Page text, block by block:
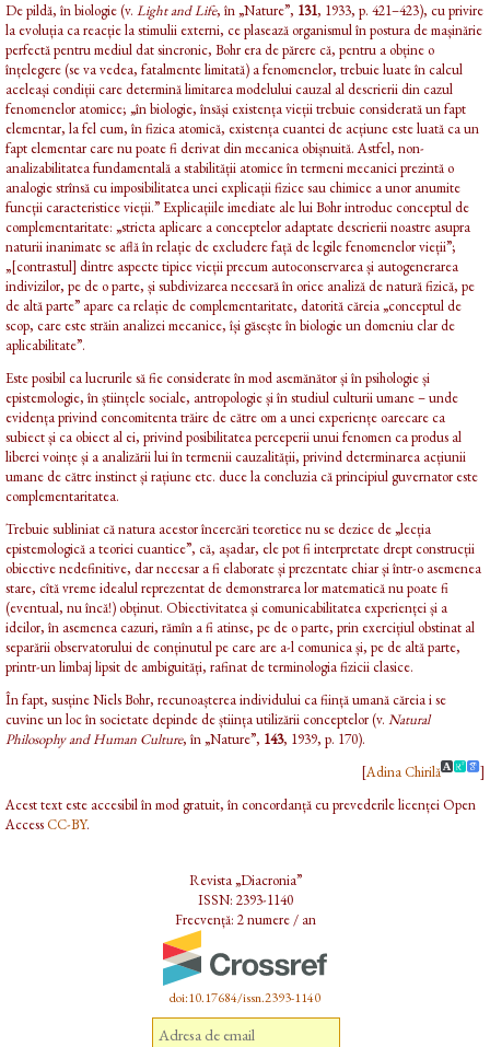
De pildă, în biologie (v. Light and Life, în „Nature”, 131, 1933, p. 421–423), cu privire
la evoluția ca reacție la stimulii externi, ce plasează organismul în postura de mașinărie
perfectă pentru mediul dat sincronic, Bohr era de părere că, pentru a obține o
înțelegere (se va vedea, fatalmente limitată) a fenomenelor, trebuie luate în calcul
aceleași condiții care determină limitarea modelului cauzal al descrierii din cazul
fenomenelor atomice; „în biologie, însăși existența vieții trebuie considerată un fapt
elementar, la fel cum, în fizica atomică, existența cuantei de acțiune este luată ca un
fapt elementar care nu poate fi derivat din mecanica obișnuită. Astfel, non-
analizabilitatea fundamentală a stabilității atomice în termeni mecanici prezintă o
analogie strînsă cu imposibilitatea unei explicații fizice sau chimice a unor anumite
funcții caracteristice vieții.” Explicațiile imediate ale lui Bohr introduc conceptul de
complementaritate: „stricta aplicare a conceptelor adaptate descrierii noastre asupra
naturii inanimate se află în relație de excludere față de legile fenomenelor vieții”;
„[contrastul] dintre aspecte tipice vieții precum autoconservarea și autogenerarea
indivizilor, pe de o parte, și subdivizarea necesară în orice analiză de natură fizică, pe
de altă parte” apare ca relație de complementaritate, datorită căreia „conceptul de
scop, care este străin analizei mecanice, își găsește în biologie un domeniu clar de
aplicabilitate”.
Este posibil ca lucrurile să fie considerate în mod asemănător și în psihologie și
epistemologie, în științele sociale, antropologie și în studiul culturii umane – unde
evidența privind concomitenta trăire de către om a unei experiențe oarecare ca
subiect și ca obiect al ei, privind posibilitatea perceperii unui fenomen ca produs al
liberei voințe și a analizării lui în termenii cauzalității, privind determinarea acțiunii
umane de către instinct și rațiune etc. duce la concluzia că principiul guvernator este
complementaritatea.
Trebuie subliniat că natura acestor încercări teoretice nu se dezice de „lecția
epistemologică a teoriei cuantice”, că, așadar, ele pot fi interpretate drept construcții
obiective nedefinitive, dar necesar a fi elaborate și prezentate chiar și într-o asemenea
stare, cîtă vreme idealul reprezentat de demonstrarea lor matematică nu poate fi
(eventual, nu încă!) obținut. Obiectivitatea și comunicabilitatea experienței și a
ideilor, în asemenea cazuri, rămîn a fi atinse, pe de o parte, prin exercițiul obstinat al
separării observatorului de conținutul pe care are a-l comunica și, pe de altă parte,
printr-un limbaj lipsit de ambiguități, rafinat de terminologia fizicii clasice.
În fapt, susține Niels Bohr, recunoașterea individului ca ființă umană căreia i se
cuvine un loc în societate depinde de știința utilizării conceptelor (v. Natural
Philosophy and Human Culture, în „Nature”, 143, 1939, p. 170).
[Adina Chirilă
]
Acest text este accesibil în mod gratuit, în concordanță cu prevederile licenței Open
AccessCC-BY.
Revista „Diacronia”
ISSN: 2393-1140
Frecvență: 2 numere / an
doi:10.17684/issn.2393-1140